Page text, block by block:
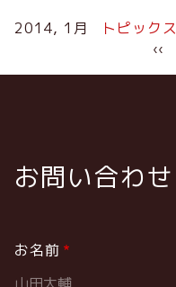
2014, 1月 トピックス
前
ペ
‹‹
お問い合わせ
お名前